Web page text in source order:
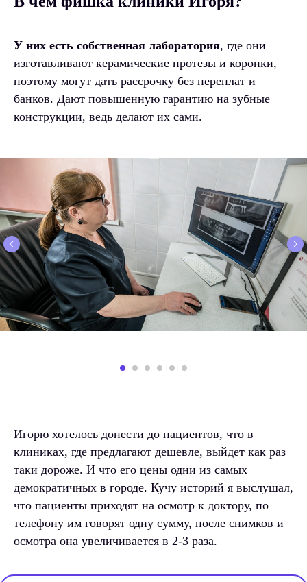
У них есть собственная лаборатория, где они
изготавливают керамические протезы и коронки,
поэтому могут дать рассрочку без переплат и
банков. Дают повышенную гарантию на зубные
конструкции, ведь делают их сами.
Игорю хотелось донести до пациентов, что в
клиниках, где предлагают дешевле, выйдет как раз
таки дороже. И что его цены одни из самых
демократичных в городе. Кучу историй я выслушал,
что пациенты приходят на осмотр к доктору, по
телефону им говорят одну сумму, после снимков и
осмотра она увеличивается в 2-3 раза.